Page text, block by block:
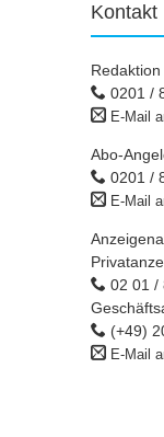
Kontakt
Redaktion
0201 /
E-Mail
Abo-
0201 /
E-Mail
02 01 /
(+49)
E-Mail